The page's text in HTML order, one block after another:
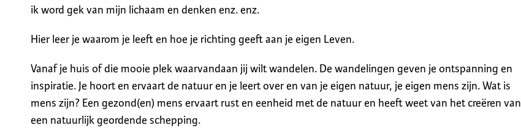
ik word gek van mijn lichaam en denken enz. enz.
Hier leer je waarom je leeft en hoe je richting geeft aan je eigen Leven.
Vanaf je huis of die mooie plek waarvandaan jij wilt wandelen. De wandelingen geven je ontspanning en
inspiratie. Je hoort en ervaart de natuur en je leert over en van je eigen natuur, je eigen mens zijn. Wat is
mens zijn? Een gezond(en) mens ervaart rust en eenheid met de natuur en heeft weet van het creëren van
een natuurlijk geordende schepping.